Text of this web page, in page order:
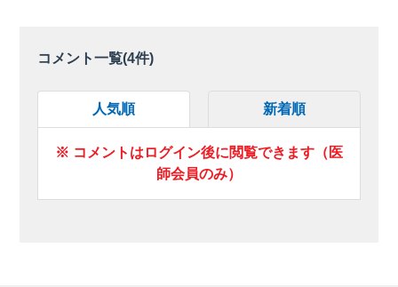
コメント一覧(4件)
人気順 新着順
※ コメントはログイン後に閲覧できます（医
師会員のみ）